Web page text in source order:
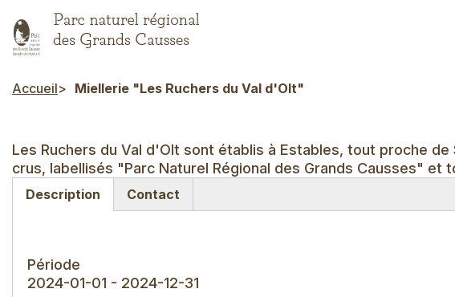
au
contenu
Fil d'Ariane
Accueil Miellerie "Les Ruchers du Val d'Olt"
Les Ruchers du Val d'Olt sont établis à Estables, tout proche
crus, labellisés "Parc Naturel Régional des Grands Causses" et
Description
Contact
Période
2024-01-01 - 2024-12-31